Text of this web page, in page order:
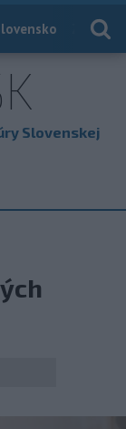
Slovenskej